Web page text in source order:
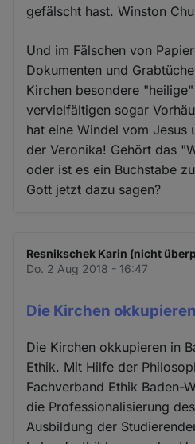
gefälscht hast. Winston
Und im Fälschen von
Dokumenten und
Kirchen besondere
vervielfältigen sogar
hat eine Windel vom Jesus
der Veronika! Gehört das
oder ist es ein Buchstabe
Gott jetzt dazu sagen?
Resnikschek Karin (nicht
Do. 2 Aug 2018 - 16:47
Die Kirchen
Die Kirchen okkupieren in
Ethik. Mit Hilfe der
Fachverband Ethik Baden-
die Professionalisierung
Ausbildung der